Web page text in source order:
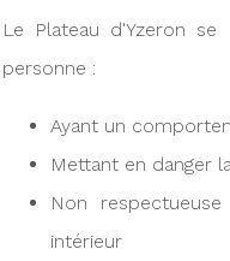
Le Plateau d'Yzeron
personne :
Ayant un
Mettant en danger
Non
intérieur